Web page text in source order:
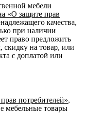
мебели
«О защите прав
качества,
при наличии
право предложить
скидку на товар, или
с доплатой или
потребителей»,
мебельные товары